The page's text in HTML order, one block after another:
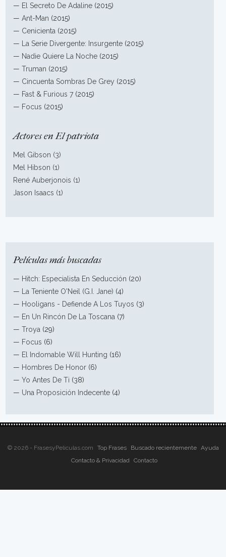
— El Secreto De Adaline (2015)
—Ant-Man (2015)
— Cenicienta (2015)
—
La Serie Divergente: Insurgente (2015)
— Nadie Quiere La Noche (2015)
—Truman (2015)
— Cincuenta Sombras De Grey (2015)
— Fast & Furious 7 (2015)
— Focus (2015)
Actores en El patriota
Mel Gibson (3)
Mel Hibson (1)
René Auberjonois (1)
Jason Isaacs (1)
Películas más buscadas
— Hitch: Especialista En Seducción (20)
—
La Teniente O'Neil (G.I. Jane) (4)
— Hooligans - Defiende A Los Tuyos (3)
— En Un Rincón De La Toscana (7)
—Troya (29)
— Focus (6)
— El Indomable Will Hunting (16)
— Hombres De Honor (6)
—Yo Antes De Ti (38)
— Una Proposición Indecente (4)
© 2026 - FrasesyPeliculas.com Top Frases Buscado recientemente
Ayuda
Contacto & Privacidad
Contacto